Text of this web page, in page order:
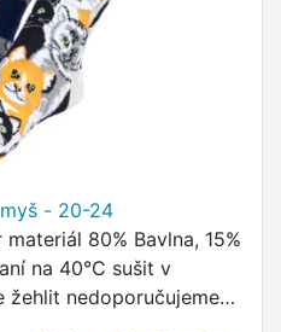
- 20-24
materiál 80% Bavlna, 15%
na 40°C sušit v
žehlit nedoporučujeme